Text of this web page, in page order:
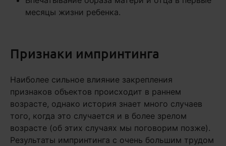
месяцы жизни ребенка.
Признаки импринтинга
Наиболее сильное влияние закрепления
признаков объектов происходит в раннем
возрасте, однако история знает много случаев
того, когда это случается и в более зрелом
возрасте (об этих случаях мы поговорим позже).
Результаты импринтинга с очень большим трудом